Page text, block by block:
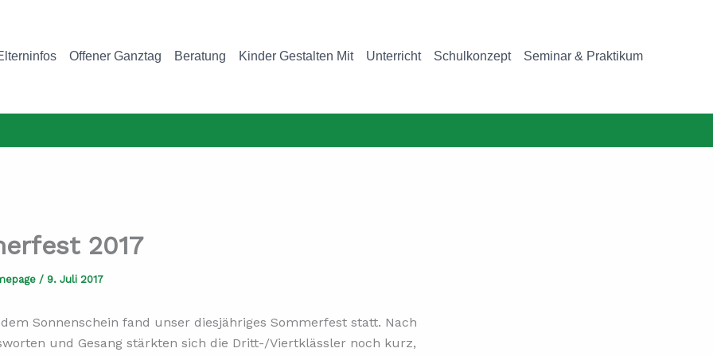
Offener Ganztag Beratung Kinder Gestalten Mit Unterricht Schulkonzept Seminar & Praktikum
2017
/ 9. Juli 2017
Sonnenschein fand unser diesjähriges Sommerfest statt. Nach
und Gesang stärkten sich die Dritt-/Viertklässler noch kurz,